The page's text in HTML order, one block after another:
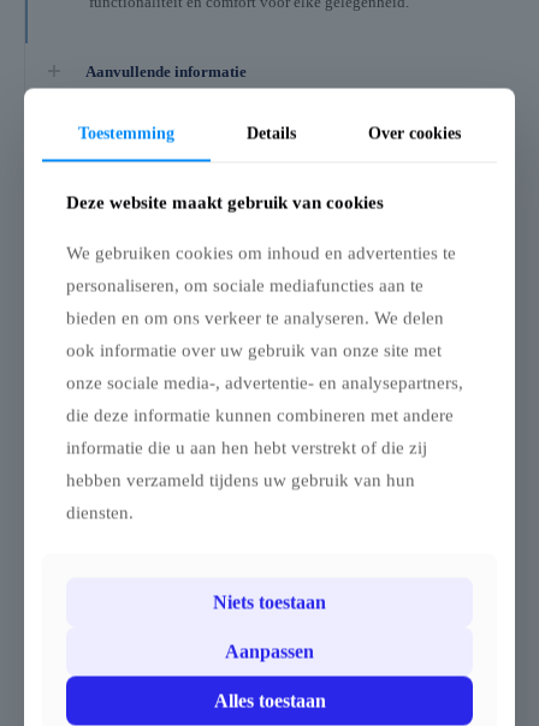
Aanvullende informatie
Beoordelingen
Pagodetent keder
zijwand panorama
6m
Zijwanden met
Pagodetent
panoramaraam combineren
maximale bescherming met
pagodetent een open, lichte
bezoekers toch comfortabel
De ramen laten veel
Pagodetent keder
zijwand 6m
Gesloten Zijwanden voor
Pagodetent
Onze gesloten zijwanden
transformeren uw
water- en winddichte
uit 820 g/m² blockout PVC,
duurzaam materiaal dat
Toestemming Details Over cookies
Deze website maakt gebruik van cookies
We gebruiken cookies om inhoud en advertenties te
personaliseren, om sociale mediafuncties aan te
bieden en om ons verkeer te analyseren. We delen
ook informatie over uw gebruik van onze site met
onze sociale media-, advertentie- en analysepartners,
die deze informatie kunnen combineren met andere
informatie die u aan hen hebt verstrekt of die zij
hebben verzameld tijdens uw gebruik van hun
diensten.
Niets toestaan
Aanpassen
Alles toestaan